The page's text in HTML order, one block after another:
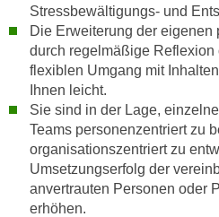
Stressbewältigungs- und
Die Erweiterung der eigenen
durch regelmäßige Reflexion
flexiblen Umgang mit
Ihnen leicht.
Sie sind in der Lage,
Teams personenzentriert zu
organisationszentriert zu
Umsetzungserfolg der
anvertrauten Personen oder
erhöhen.
h
,